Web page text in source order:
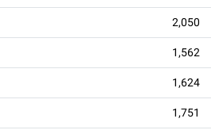
2,050
1,562
1,624
1,751